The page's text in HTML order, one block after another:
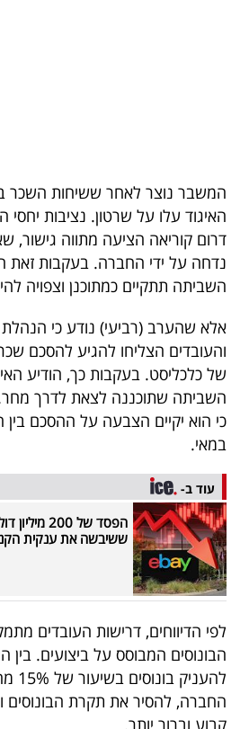
הכלכלי
פודקאסט
40
UNDER
40
שיתופי
פעולה
דרושים
ניוזלטרים
מייל
אדום
המשבר נוצר לאחר ששיחות השכר
האיגוד עלו על שרטון. נציבות
דרום קוריאה הציעה מתווה גישור,
נדחה על ידי החברה. בעקבות זאת
השביתה תתקיים כמתוכנן וצפויה להימשך
אלא שהערב (רביעי) נודע כי
והעובדים הצליחו להגיע להסכם
של כלכליסט. בעקבות כך, הודיע
השביתה שתוכננה לצאת לדרך
במאי.
עוד ב-
הפסד של
ששיבשה את ענקית
לפי הדיווחים, דרישות העובדים
הבונוסים המבוסס על ביצועים. בין
החברה, להסיר את תקרת הבונוסים